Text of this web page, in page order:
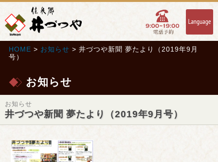
HOME > お知らせ > 井づつや新聞 夢たより（2019年9月
号）
お知らせ
お知らせ
井づつや新聞 夢たより（2019年9月号）